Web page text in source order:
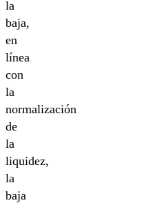
la
baja,
en
línea
con
la
normalización
de
la
liquidez,
la
baja